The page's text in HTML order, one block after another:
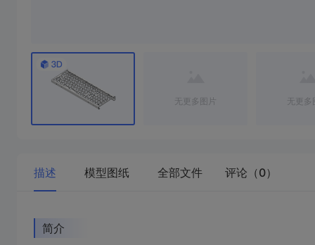
无更多图片 无更
描述 模型图纸 全部文件 评论（0）
简介